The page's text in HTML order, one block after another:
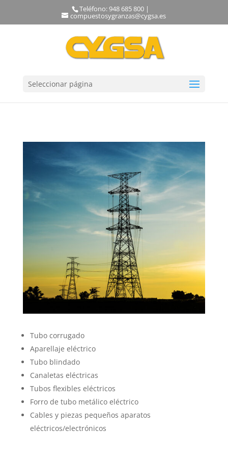
Teléfono: 948 685 800 |
compuestosygranzas@cygsa.es
Seleccionar página
Tubo corrugado
Aparellaje eléctrico
Tubo blindado
Canaletas eléctricas
Tubos flexibles eléctricos
Forro de tubo metálico eléctrico
Cables y piezas pequeños aparatos
eléctricos/electrónicos